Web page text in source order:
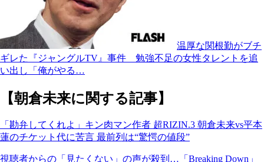
温厚な関根勤がブチ
ギレた『ジャングルTV』事件 勉強不足の女性タレントを追
い出し「俺がやる…
【朝倉未来に関する記事】
「勘弁してくれよ」キン肉マン作者 超RIZIN.3 朝倉未来vs平本
蓮のチケット代に苦言 最前列は“驚愕の値段”
視聴者からの「見たくない」の声が殺到…「Breaking Down」